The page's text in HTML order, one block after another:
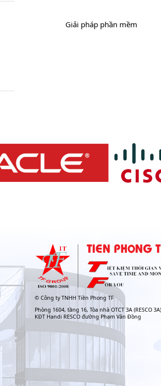
Giải pháp phần mềm
©Công ty TNHH Tiền Phong TF
Phòng 1604, tầng 16, Tòa nhà OTCT 3A (RESCO 3A)
KĐT Handi RESCO đường Phạm Văn Đồng